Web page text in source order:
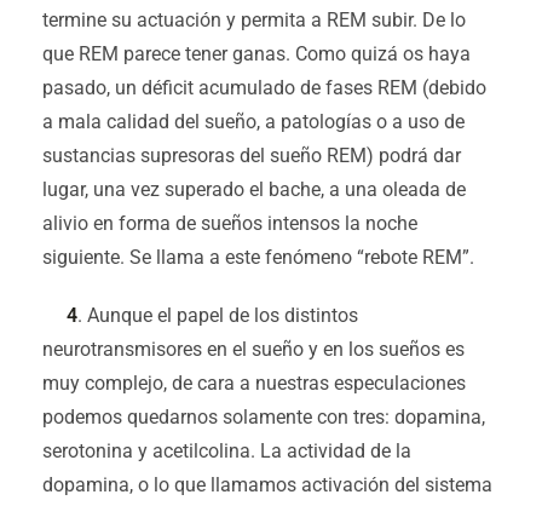
termine su actuación y permita a REM subir. De lo
que REM parece tener ganas. Como quizá os haya
pasado, un déficit acumulado de fases REM (debido
a mala calidad del sueño, a patologías o a uso de
sustancias supresoras del sueño REM) podrá dar
lugar, una vez superado el bache, a una oleada de
alivio en forma de sueños intensos la noche
siguiente. Se llama a este fenómeno “rebote REM”.
4. Aunque el papel de los distintos
neurotransmisores en el sueño y en los sueños es
muy complejo, de cara a nuestras especulaciones
podemos quedarnos solamente con tres: dopamina,
serotonina y acetilcolina. La actividad de la
dopamina, o lo que llamamos activación del sistema